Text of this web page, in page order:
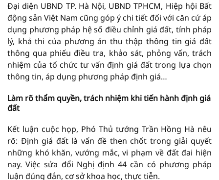
Đại diện UBND TP. Hà Nội, UBND TPHCM, Hiệp hội Bất
động sản Việt Nam cũng góp ý chi tiết đối với căn cứ áp
dụng phương pháp hệ số điều chỉnh giá đất, tính pháp
lý, khả thi của phương án thu thập thông tin giá đất
thông qua phiếu điều tra, khảo sát, phỏng vấn, trách
nhiệm của tổ chức tư vấn định giá đất trong lựa chọn
thông tin, áp dụng phương pháp định giá…
Làm rõ thẩm quyền, trách nhiệm khi tiến hành định giá
đất
Kết luận cuộc họp, Phó Thủ tướng Trần Hồng Hà nêu
rõ: Định giá đất là vấn đề then chốt trong giải quyết
những khó khăn, vướng mắc, vi phạm về đất đai hiện
nay. Việc sửa đổi Nghị định 44 cần có phương pháp
luận đúng đắn, cơ sở khoa học, thực tiễn.